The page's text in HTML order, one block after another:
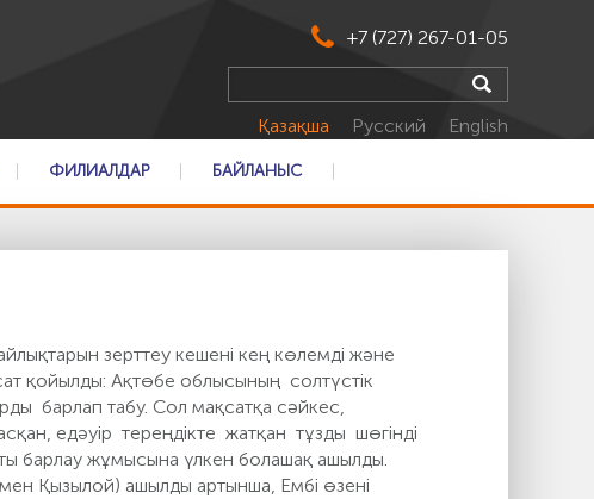
+7 (727) 267-01-05
Қазақша Русский English
ФИЛИАЛДАР БАЙЛАНЫС
зерттеу кешені кең көлемді және
қойылды: Ақтөбе облысының солтүстік
барлап табу. Сол мақсатқа сәйкес,
едәуір тереңдікте жатқан тұзды шөгінді
барлау жұмысына үлкен болашақ ашылды.
Қызылой) ашылды артынша, Ембі өзені